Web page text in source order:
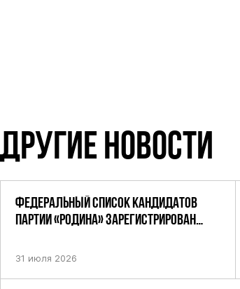
ДРУГИЕ НОВОСТИ
ФЕДЕРАЛЬНЫЙ СПИСОК КАНДИДАТОВ
ПАРТИИ «РОДИНА» ЗАРЕГИСТРИРОВАН
31 июля 2026